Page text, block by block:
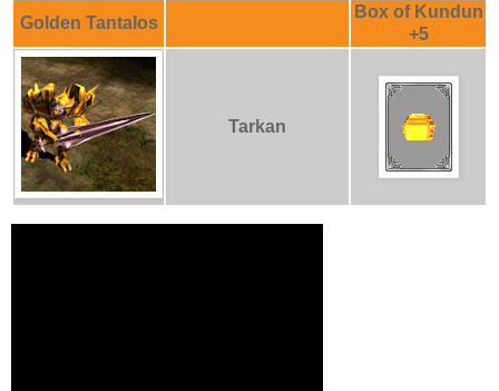
Golden Tantalos
Box of Kundun
+5
Tarkan